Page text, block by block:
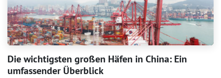
Die wichtigsten großen Häfen in China: Ein
umfassender Überblick